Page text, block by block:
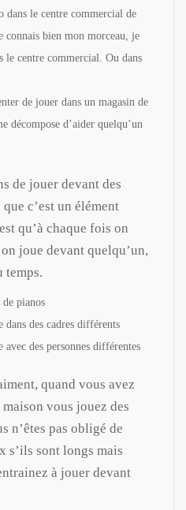
le centre commercial de
connais bien mon morceau, je
le centre commercial. Ou dans
de jouer dans un magasin de
décompose d’aider quelqu’un
de jouer devant des
c’est un élément
qu’à chaque fois on
joue devant quelqu’un,
temps.
pianos
dans des cadres différents
avec des personnes différentes
quand vous avez
vous jouez des
n’êtes pas obligé de
s’ils sont longs mais
à jouer devant